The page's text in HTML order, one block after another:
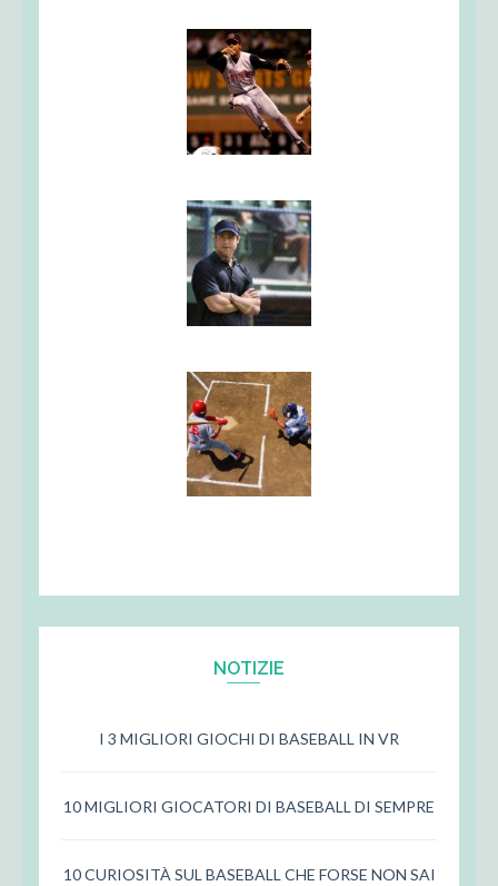
NOTIZIE
I 3 MIGLIORI GIOCHI DI BASEBALL IN VR
10 MIGLIORI GIOCATORI DI BASEBALL DI SEMPRE
10 CURIOSITÀ SUL BASEBALL CHE FORSE NON SAI